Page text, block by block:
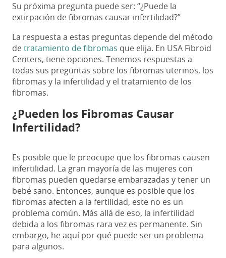
Su próxima pregunta puede ser: “¿Puede la
extirpación de fibromas causar infertilidad?”
La respuesta a estas preguntas depende del método
detratamiento de fibromas que elija. En USA Fibroid
Centers, tiene opciones. Tenemos respuestas a
todas sus preguntas sobre los fibromas uterinos, los
fibromas y la infertilidad y el tratamiento de los
fibromas.
¿Pueden los Fibromas Causar
Infertilidad?
Es posible que le preocupe que los fibromas causen
infertilidad. La gran mayoría de las mujeres con
fibromas pueden quedarse embarazadas y tener un
bebé sano. Entonces, aunque es posible que los
fibromas afecten a la fertilidad, este no es un
problema común. Más allá de eso, la infertilidad
debida a los fibromas rara vez es permanente. Sin
embargo, he aquí por qué puede ser un problema
para algunos.